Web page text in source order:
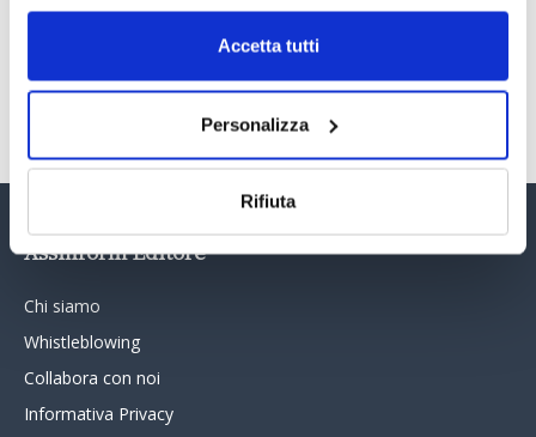
Accetta tutti
Personalizza
Rifiuta
TUTTI GLI ARTICOLI DEL MESE
Assinform Editore
Chi siamo
Whistleblowing
Collabora con noi
Informativa Privacy